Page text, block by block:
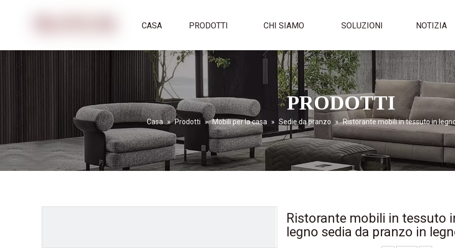
CASA PRODOTTI CHI SIAMO SOLUZIONI NOTIZIA
PRODOTTI
Casa » Prodotti » Mobili per la casa » Sedie da pranzo » Ristorante mobili in tessuto in
Ristorante mobili in tessuto
legno sedia da pranzo in